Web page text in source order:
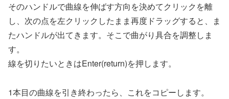
そのハンドルで曲線を伸ばす方向を決めてクリックを離
し、次の点を左クリックしたまま再度ドラッグすると、ま
たハンドルが出てきます。そこで曲がり具合を調整しま
す。
線を切りたいときはEnter(return)を押します。
1本目の曲線を引き終わったら、これをコピーします。